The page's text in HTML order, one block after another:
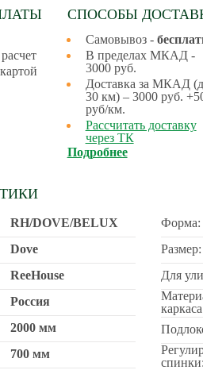
СПОСОБЫ
Самовывоз -
В пределах МКАД -
3000 руб.
Доставка за МКАД
30 км) – 3000 руб.
руб/км.
Рассчитать доставку
через ТК
Подробнее
RH/DOVE/BELUX
Dove
ReeHouse
Россия
2000 мм
700 мм
Форма:
Размер:
Для
спинки: